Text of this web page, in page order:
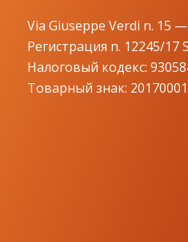
Via Giuseppe Verdi n. 15
Регистрация n. 12245/17
Налоговый кодекс:
Товарный знак: